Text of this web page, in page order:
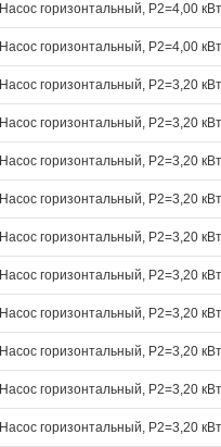
Насос горизонтальный, P2=4,00
Насос горизонтальный, P2=4,00
Насос горизонтальный, P2=3,20
Насос горизонтальный, P2=3,20
Насос горизонтальный, P2=3,20
Насос горизонтальный, P2=3,20
Насос горизонтальный, P2=3,20
Насос горизонтальный, P2=3,20
Насос горизонтальный, P2=3,20
Насос горизонтальный, P2=3,20
Насос горизонтальный, P2=3,20
Насос горизонтальный, P2=3,20